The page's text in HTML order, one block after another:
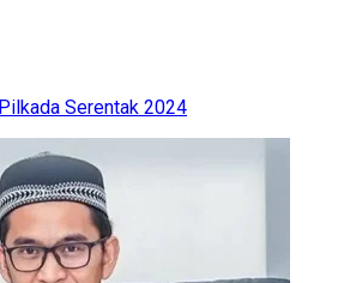
Serentak 2024